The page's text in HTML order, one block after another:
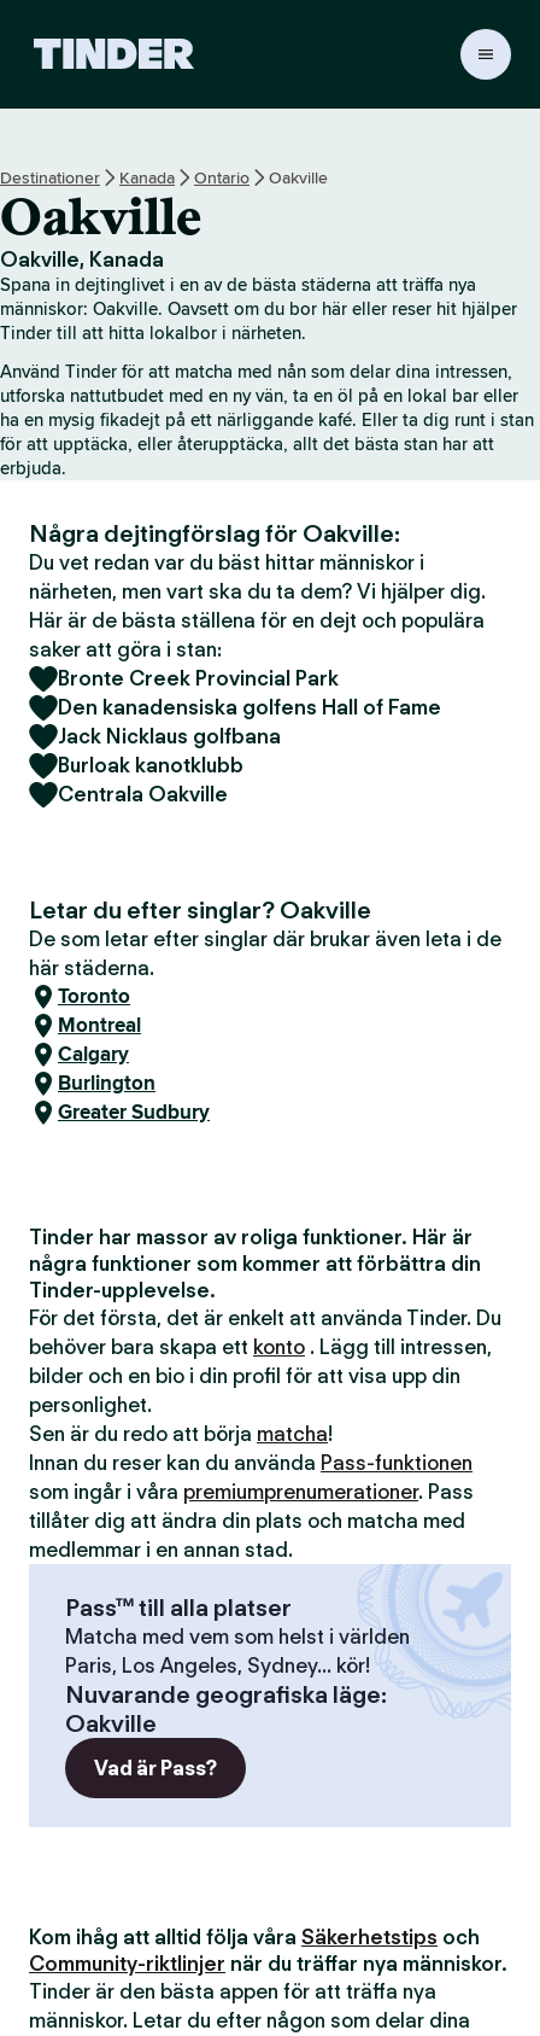
r
s
a
r
t
i
d
a
Destinationer Kanada Ontario Oakville
Oakville
Oakville, Kanada
Spana in dejtinglivet i en av de bästa städerna att träffa nya
människor: Oakville. Oavsett om du bor här eller reser hit hjälper
Tinder till att hitta lokalbor i närheten.
Använd Tinder för att matcha med nån som delar dina intressen,
utforska nattutbudet med en ny vän, ta en öl på en lokal bar eller
ha en mysig fikadejt på ett närliggande kafé. Eller ta dig runt i stan
för att upptäcka, eller återupptäcka, allt det bästa stan har att
erbjuda.
Några dejtingförslag för Oakville:
Du vet redan var du bäst hittar människor i
närheten, men vart ska du ta dem? Vi hjälper dig.
Här är de bästa ställena för en dejt och populära
saker att göra i stan:
Bronte Creek Provincial Park
Den kanadensiska golfens Hall of Fame
Jack Nicklaus golfbana
Burloak kanotklubb
Centrala Oakville
Letar du efter singlar? Oakville
De som letar efter singlar där brukar även leta i de
här städerna.
Toronto
Montreal
Calgary
Burlington
Greater Sudbury
Tinder har massor av roliga funktioner. Här är
några funktioner som kommer att förbättra din
Tinder-upplevelse.
För det första, det är enkelt att använda Tinder. Du
behöver bara skapa ett konto . Lägg till intressen,
bilder och en bio i din profil för att visa upp din
personlighet.
Sen är du redo att börja matcha!
Innan du reser kan du använda Pass-funktionen
som ingår i våra premiumprenumerationer. Pass
tillåter dig att ändra din plats och matcha med
medlemmar i en annan stad.
Pass™ till alla platser
Matcha med vem som helst i världen
Paris, Los Angeles, Sydney... kör!
Nuvarande geografiska läge:
Oakville
Vad är Pass?
Kom ihåg att alltid följa våra Säkerhetstips och
Community-riktlinjer när du träffar nya människor.
Tinder är den bästa appen för att träffa nya
människor. Letar du efter någon som delar dina